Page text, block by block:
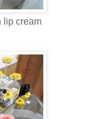
lip cream